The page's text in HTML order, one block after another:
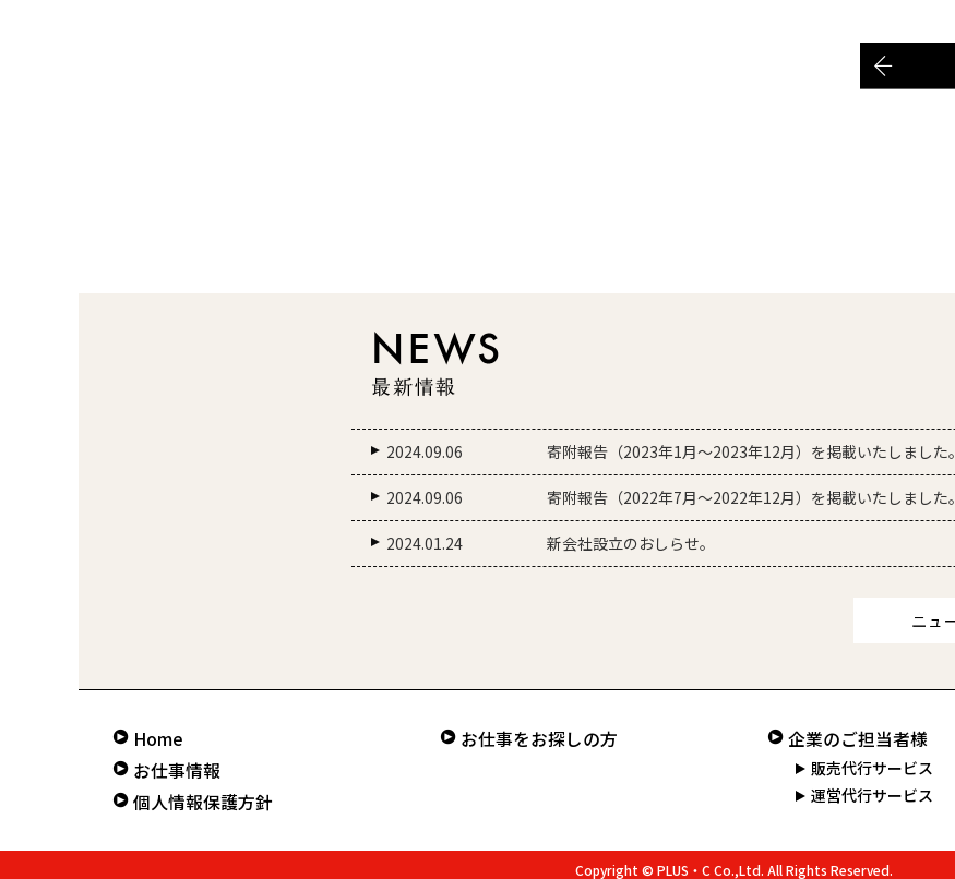
2024.09.06 寄附報告（2023年1月～2023年12月）を掲載いたしました。
2024.09.06 寄附報告（2022年7月～2022年12月）を掲載いたしました。
2024.01.24 新会社設立のおしらせ。
Home
お仕事情報
個人情報保護方針
お仕事をお探しの方 企業のご担当者様
販売代行サービス
運営代行サービス
Copyright © PLUS・C Co.,Ltd. All Rights Reserved.